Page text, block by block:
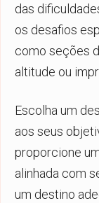
das
os desafios
como seções
altitude ou
Escolha um
aos seus
proporcione
alinhada com
um destino